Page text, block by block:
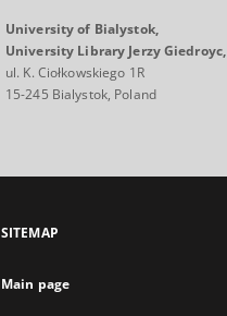
University of Bialystok,
University Library Jerzy Giedroyc,
ul. K. Ciołkowskiego 1R
15-245 Bialystok, Poland
SITEMAP
Main page